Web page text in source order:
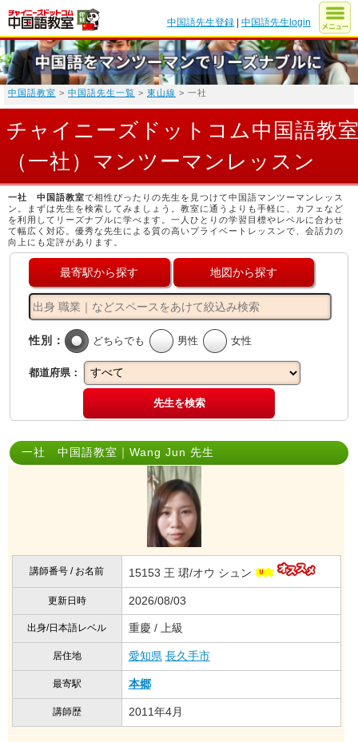
中国語先生登録 |中国語先生login
中国語教室 > 中国語先生一覧 > 東山線 > 一社
チャイニーズドットコム中国語教
（一社）マンツーマンレッスン
一社 中国語教室で相性ぴったりの先生を見つけて中国語マンツーマンレッス
ン。まずは先生を検索してみましょう。教室に通うよりも手軽に、カフェなど
を利用してリーズナブルに学べます。一人ひとりの学習目標やレベルに合わせ
て幅広く対応。優秀な先生による質の高いプライベートレッスンで、会話力の
向上にも定評があります。
最寄駅から探す 地図から探す
性別： どちらでも 男性 女性
都道府県：
先生を検索
一社 中国語教室｜Wang Jun 先生
講師番号 / お名前 15153 王 珺/オウ シュン
更新日時 2026/08/03
出身/日本語レベル 重慶 / 上級
居住地 愛知県 長久手市
最寄駅 本郷
講師歴 2011年4月